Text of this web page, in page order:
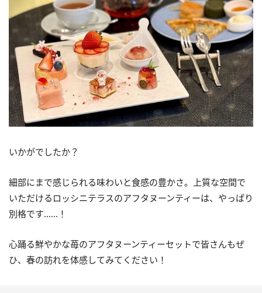
いかがでしたか？
細部にまで感じられる味わいと食感の豊かさ。上質な空間で
いただけるロッシニテラスのアフタヌーンティーは、やっぱり
別格です……！
心踊る鮮やかな苺のアフタヌーンティーセットで皆さんもぜ
ひ、春の訪れを体感してみてください！